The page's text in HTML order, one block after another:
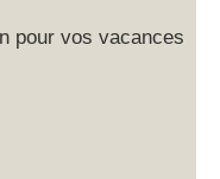
pour vos vacances